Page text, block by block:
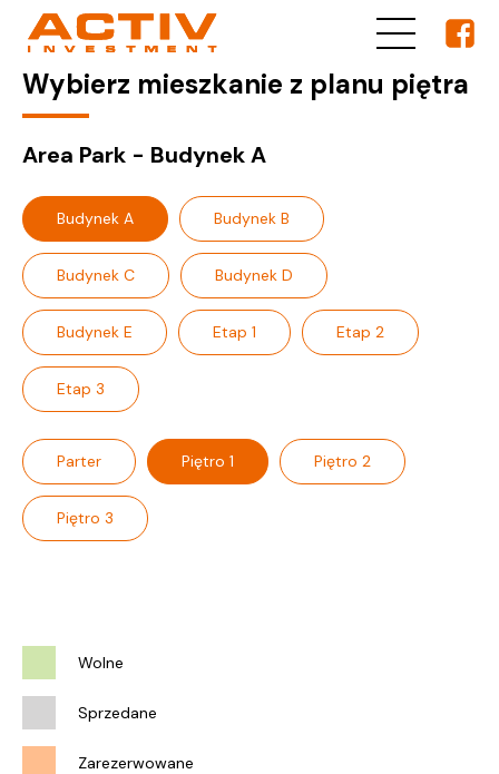
Wybierz mieszkanie z planu piętra
Area Park - Budynek A
Budynek A Budynek B
Budynek C Budynek D
Budynek E Etap 1 Etap 2
Etap 3
Parter Piętro 1 Piętro 2
Piętro 3
Wolne
Sprzedane
Zarezerwowane